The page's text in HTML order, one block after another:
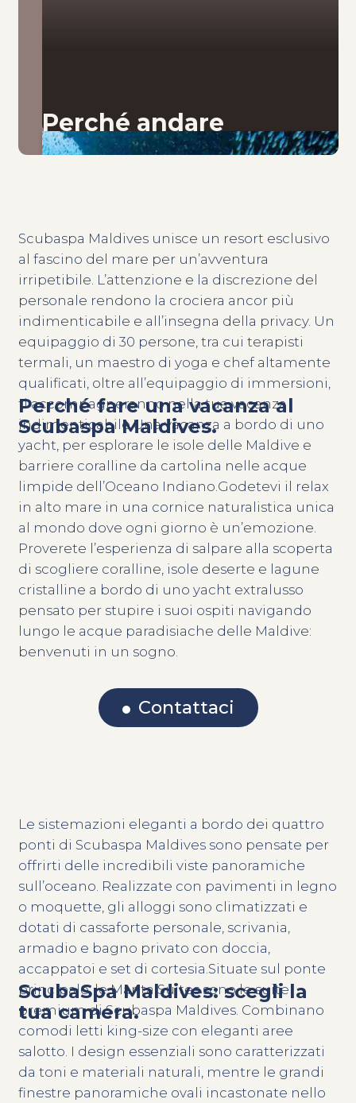
Perché andare
Perché fare una vacanza al
Scubaspa Maldives.
Scubaspa Maldives unisce un resort esclusivo
al fascino del mare per un’avventura
irripetibile. L’attenzione e la discrezione del
personale rendono la crociera ancor più
indimenticabile e all’insegna della privacy. Un
equipaggio di 30 persone, tra cui terapisti
termali, un maestro di yoga e chef altamente
qualificati, oltre all’equipaggio di immersioni,
ti accompagneranno nella tua vacanza
indimenticabile.Una vacanza a bordo di uno
yacht, per esplorare le isole delle Maldive e
barriere coralline da cartolina nelle acque
limpide dell’Oceano Indiano.Godetevi il relax
in alto mare in una cornice naturalistica unica
al mondo dove ogni giorno è un’emozione.
Proverete l’esperienza di salpare alla scoperta
di scogliere coralline, isole deserte e lagune
cristalline a bordo di uno yacht extralusso
pensato per stupire i suoi ospiti navigando
lungo le acque paradisiache delle Maldive:
benvenuti in un sogno.
Contattaci
ScubaSpa Maldives: scegli la
tua camera.
Le sistemazioni eleganti a bordo dei quattro
ponti di Scubaspa Maldives sono pensate per
offrirti delle incredibili viste panoramiche
sull’oceano. Realizzate con pavimenti in legno
o moquette, gli alloggi sono climatizzati e
dotati di cassaforte personale, scrivania,
armadio e bagno privato con doccia,
accappatoi e set di cortesia.Situate sul ponte
principale, le Manta Suites sono le suite
premium di Scubaspa Maldives. Combinano
comodi letti king-size con eleganti aree
salotto. I design essenziali sono caratterizzati
da toni e materiali naturali, mentre le grandi
finestre panoramiche ovali incastonate nello